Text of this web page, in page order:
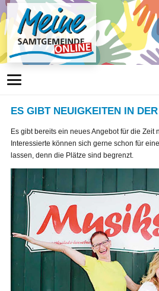
ES GIBT NEUIGKEITEN IN
Es gibt bereits ein neues Angebot für die Zeit
Interessierte können sich gerne schon für
lassen, denn die Plätze sind begrenzt.